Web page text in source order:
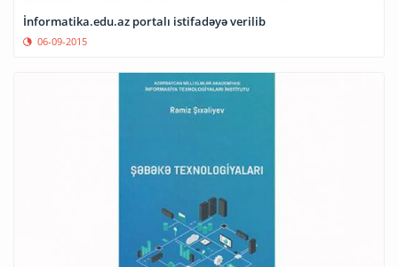
İnformatika.edu.az portalı istifadəyə verilib
06-09-2015